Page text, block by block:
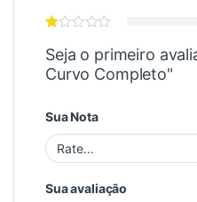
Seja o primeiro
Curvo Completo"
Sua Nota
Sua avaliação